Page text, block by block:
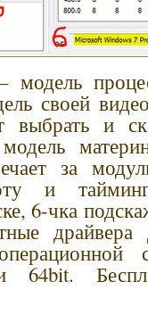
своей
и
за
и
6-чка
драйвера
64bit.